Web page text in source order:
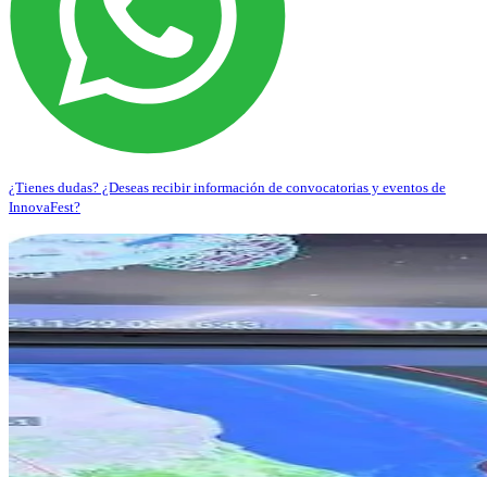
¿Tienes dudas? ¿Deseas recibir información de convocatorias y eventos de
InnovaFest?